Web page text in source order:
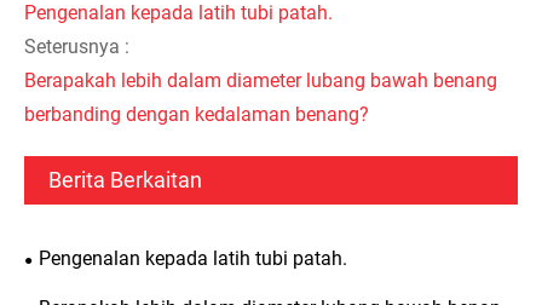
Pengenalan kepada latih tubi patah.
Seterusnya :
Berapakah lebih dalam diameter lubang bawah benang
berbanding dengan kedalaman benang?
Berita Berkaitan
Pengenalan kepada latih tubi patah.